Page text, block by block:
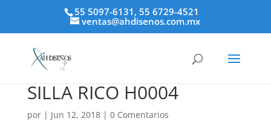
55 5097-6131, 55 6729-4521
ventas@ahdisenos.com.mx
SILLA RICO H0004
por | Jun 12, 2018| 0 Comentarios